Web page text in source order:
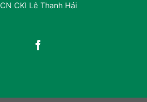
CN CKI Lê Thanh Hải